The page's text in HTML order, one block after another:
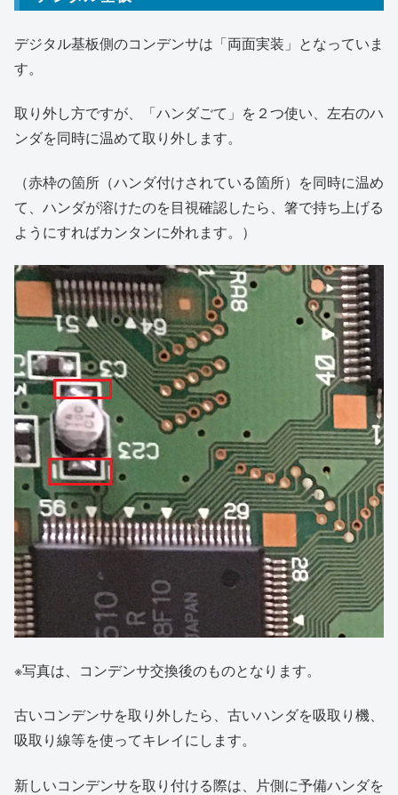
デジタル基板側のコンデンサは「両面実装」となっていま
す。
取り外し方ですが、「ハンダごて」を２つ使い、左右のハ
ンダを同時に温めて取り外します。
（赤枠の箇所（ハンダ付けされている箇所）を同時に温め
て、ハンダが溶けたのを目視確認したら、箸で持ち上げる
ようにすればカンタンに外れます。）
※写真は、コンデンサ交換後のものとなります。
古いコンデンサを取り外したら、古いハンダを吸取り機、
吸取り線等を使ってキレイにします。
新しいコンデンサを取り付ける際は、片側に予備ハンダを